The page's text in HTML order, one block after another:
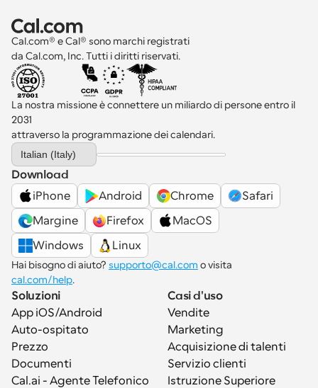
Cal.com® e Cal® sono marchi registrati
da Cal.com, Inc. Tutti i diritti riservati.
La nostra missione è connettere un miliardo di persone entro il
2031
attraverso la programmazione dei calendari.
Select Language
Italian (Italy)
Download
iPhone
Android Chrome
Safari
Margine
Firefox
MacOS
Windows
Linux
Hai bisogno di aiuto? supporto@cal.com
cal.com/help.
Soluzioni
App iOS/Android
Auto-ospitato
Prezzo
Documenti
Cal.ai - Agente Telefonico
Casi d'uso
Vendite
Marketing
Acquisizione di talenti
Servizio clienti
Istruzione Superiore